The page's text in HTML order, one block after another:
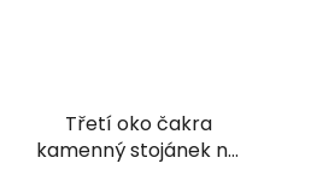
Třetí oko čakra
kamenný stojánek na